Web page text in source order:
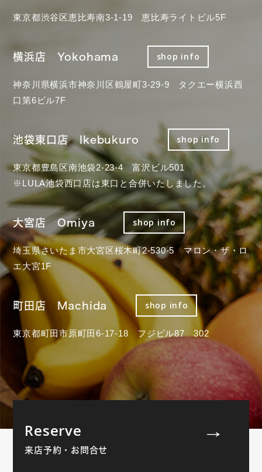
東京都渋谷区恵比寿南3-1-19 恵比寿ライトビル5F
横浜店 Yokohama shop info
神奈川県横浜市神奈川区鶴屋町3-29-9 タクエー横浜西
口第6ビル7F
池袋東口店 Ikebukuro shop info
東京都豊島区南池袋2-23-4 富沢ビル501
※LULA池袋西口店は東口と合併いたしました。
大宮店 Omiya shop info
埼玉県さいたま市大宮区桜木町2-530-5 マロン・ザ・ロ
エ大宮1F
町田店 Machida shop info
東京都町田市原町田6-17-18 フジビル87 302
Reserve
来店予約・お問合せ